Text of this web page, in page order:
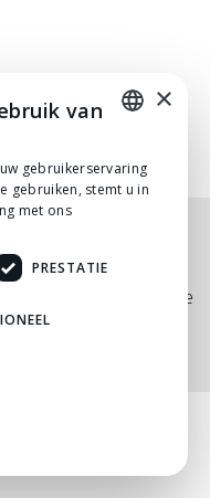
je zocht? Bekijk
met ons op.
of tijdens een kopje
DUTCH
×
van
gebruikerservaring
gebruiken, stemt u in
met ons
PRESTATIE